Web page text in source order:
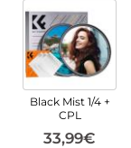
Black Mist 1/4 +
CPL
33,99€